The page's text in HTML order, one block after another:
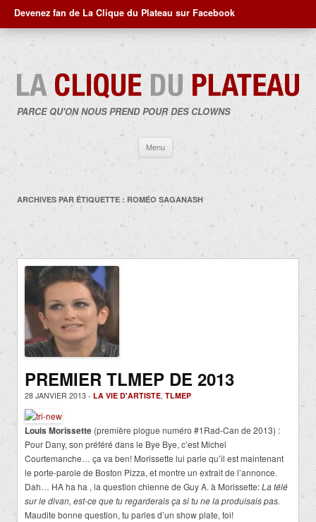
Devenez fan de La Clique du Plateau sur Facebook
PARCE QU'ON NOUS PREND POUR DES CLOWNS
Menu
contenu
ARCHIVES PAR ÉTIQUETTE : ROMÉO SAGANASH
PREMIER TLMEP DE 2013
28 JANVIER 2013 - LA VIE D'ARTISTE, TLMEP
Louis Morissette (première plogue numéro #1Rad-Can de 2013) :
Pour Dany, son préféré dans le Bye Bye, c’est Michel
Courtemanche… ça va ben! Morissette lui parle qu’il est maintenant
le porte-parole de Boston Pizza, et montre un extrait de l’annonce.
Dah… HA ha ha , la question chienne de Guy A. à Morissette:La télé
sur le divan, est-ce que tu regarderais ça si tu ne la produisais pas.
Maudite bonne question, tu parles d’un show plate, toi!